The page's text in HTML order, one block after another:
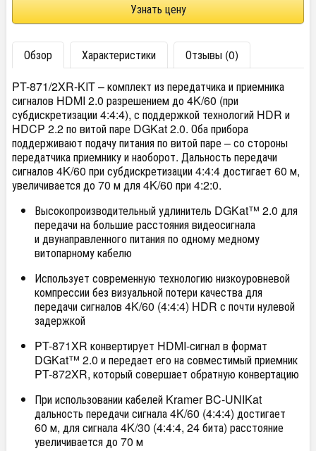
Узнать цену
Обзор Характеристики
Отзывы (0)
PT-871/2XR-KIT – комплект из передатчика и приемника
сигналов HDMI 2.0 разрешением до 4K/60 (при
субдискретизации 4:4:4), с поддержкой технологий HDR и
HDCP 2.2 по витой паре DGKat 2.0. Оба прибора
поддерживают подачу питания по витой паре – со стороны
передатчика приемнику и наоборот. Дальность передачи
сигналов 4K/60 при субдискретизации 4:4:4 достигает 60 м,
увеличивается до 70 м для 4K/60 при 4:2:0.
Высокопроизводительный удлинитель DGKat™ 2.0 для
передачи на большие расстояния видеосигнала
и двунаправленного питания по одному медному
витопарному кабелю
Использует современную технологию низкоуровневой
компрессии без визуальной потери качества для
передачи сигналов 4K/60 (4:4:4) HDR с почти нулевой
задержкой
PT-871XR конвертирует HDMI-сигнал в формат
DGKat™ 2.0 и передает его на совместимый приемник
PT-872XR, который совершает обратную конвертацию
При использовании кабелей Kramer BC-UNIKat
дальность передачи сигнала 4K/60 (4:4:4) достигает
60 м, для сигнала 4K/30 (4:4:4, 24 бита) расстояние
увеличивается до 70 м